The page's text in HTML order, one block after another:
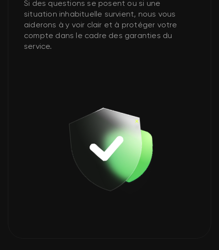
Si des questions se posent ou si une
situation inhabituelle survient, nous vous
aiderons à y voir clair et à protéger votre
compte dans le cadre des garanties du
service.